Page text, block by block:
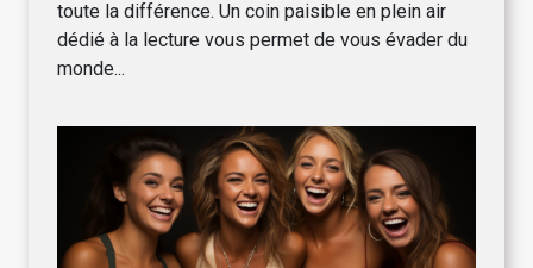
toute la différence. Un coin paisible en plein air
dédié à la lecture vous permet de vous évader du
monde...